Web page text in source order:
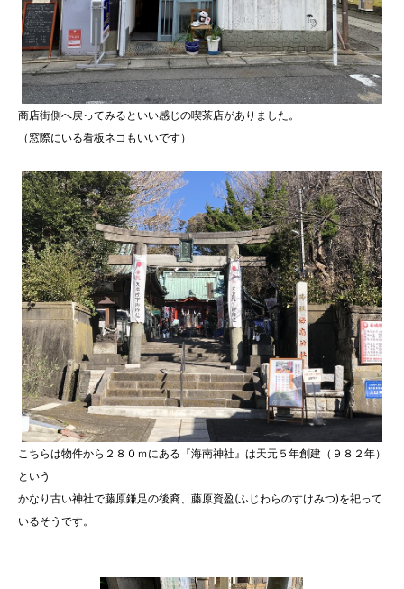
商店街側へ戻ってみるといい感じの喫茶店がありました。
（窓際にいる看板ネコもいいです）
こちらは物件から２８０ｍにある『海南神社』は天元５年創建（９８２年）
という
かなり古い神社で藤原鎌足の後裔、藤原資盈(ふじわらのすけみつ)を祀って
いるそうです。